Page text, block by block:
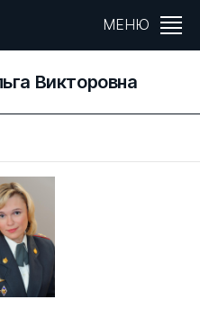
МЕНЮ
Викторовна